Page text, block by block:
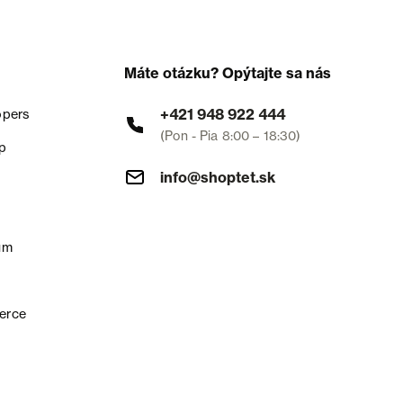
Máte otázku? Opýtajte sa nás
+421 948 922 444
(Pon - Pia 8:00 – 18:30)
info@shoptet.sk